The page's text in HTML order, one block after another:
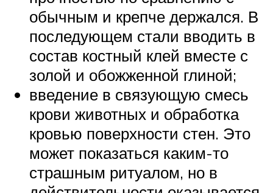
обычным и крепче держался. В
последующем стали вводить в
состав костный клей вместе с
золой и обожженной глиной;
введение в связующую смесь
крови животных и обработка
кровью поверхности стен. Это
может показаться каким-то
страшным ритуалом, но в